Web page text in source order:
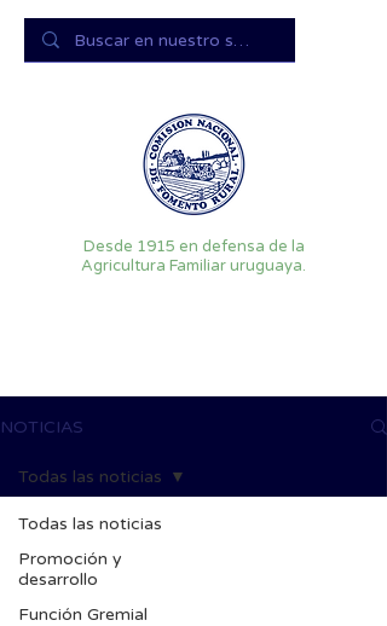
Desde 1915 en defensa de la
Agricultura Familiar uruguaya.
NOTICIAS
Todas las noticias
Promoción y
desarrollo
Función Gremial
Todas las noticias